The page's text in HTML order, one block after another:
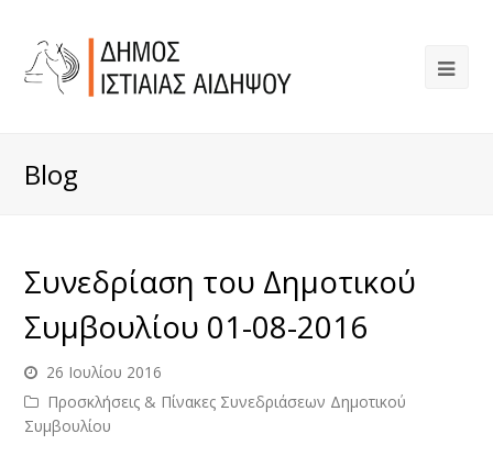
Blog
Συνεδρίαση του Δημοτικού
Συμβουλίου 01-08-2016
26 Ιουλίου 2016
Προσκλήσεις & Πίνακες Συνεδριάσεων Δημοτικού
Συμβουλίου